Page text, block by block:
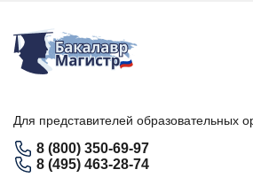
Для представителей образовательных
8 (800) 350-69-97
8 (495) 463-28-74